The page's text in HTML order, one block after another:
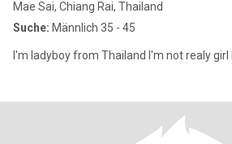
Mae Sai, Chiang Rai, Thailand
Suche: Männlich 35 - 45
I'm ladyboy from Thailand I'm not realy girl